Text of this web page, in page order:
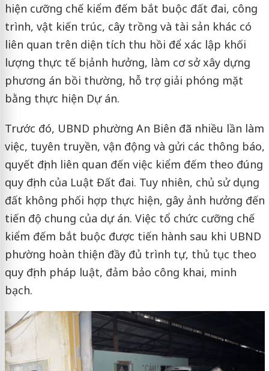
hiện cưỡng chế kiểm đếm bắt buộc đất đai, công
trình, vật kiến trúc, cây trồng và tài sản khác có
liên quan trên diện tích thu hồi để xác lập khối
lượng thực tế bị ảnh hưởng, làm cơ sở xây dựng
phương án bồi thường, hỗ trợ giải phóng mặt
bằng thực hiện Dự án.
Trước đó, UBND phường An Biên đã nhiều lần làm
việc, tuyên truyền, vận động và gửi các thông báo,
quyết định liên quan đến việc kiểm đếm theo đúng
quy định của Luật Đất đai. Tuy nhiên, chủ sử dụng
đất không phối hợp thực hiện, gây ảnh hưởng đến
tiến độ chung của dự án. Việc tổ chức cưỡng chế
kiểm đếm bắt buộc được tiến hành sau khi UBND
phường hoàn thiện đầy đủ trình tự, thủ tục theo
quy định pháp luật, đảm bảo công khai, minh
bạch.